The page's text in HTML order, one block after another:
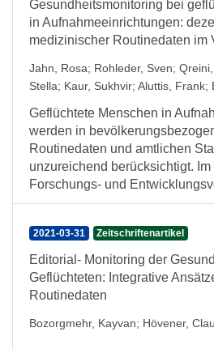
Gesundheitsmonitoring bei
in Aufnahmeeinrichtungen:
medizinischer Routinedaten im
Jahn, Rosa; Rohleder, Sven;
Stella; Kaur, Sukhvir; Aluttis, Frank;
Geflüchtete Menschen in
werden in
Routinedaten und amtlichen
unzureichend berücksichtigt.
Forschungs- und
2021-03-31 Zeitschriftenartikel
Editorial- Monitoring der
Geflüchteten: Integrative
Routinedaten
Bozorgmehr, Kayvan; Hövener,